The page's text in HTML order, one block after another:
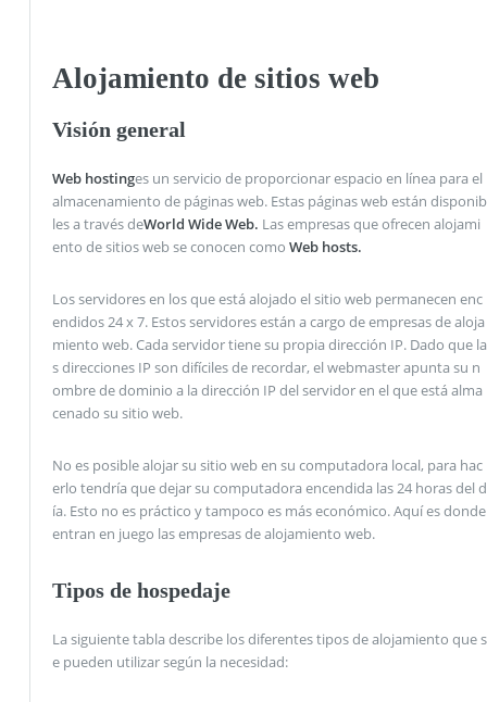
Alojamiento de sitios web
Visión general
Web hostinges un servicio de proporcionar espacio en línea para el
almacenamiento de páginas web. Estas páginas web están disponib
les a través deWorld Wide Web. Las empresas que ofrecen alojami
ento de sitios web se conocen como Web hosts.
Los servidores en los que está alojado el sitio web permanecen enc
endidos 24 x 7. Estos servidores están a cargo de empresas de aloja
miento web. Cada servidor tiene su propia dirección IP. Dado que la
s direcciones IP son difíciles de recordar, el webmaster apunta su n
ombre de dominio a la dirección IP del servidor en el que está alma
cenado su sitio web.
No es posible alojar su sitio web en su computadora local, para hac
erlo tendría que dejar su computadora encendida las 24 horas del d
ía. Esto no es práctico y tampoco es más económico. Aquí es donde
entran en juego las empresas de alojamiento web.
Tipos de hospedaje
La siguiente tabla describe los diferentes tipos de alojamiento que s
e pueden utilizar según la necesidad: